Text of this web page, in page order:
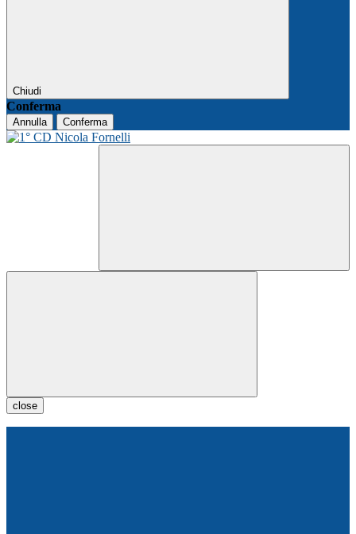
Chiudi
Conferma
Annulla Conferma
close